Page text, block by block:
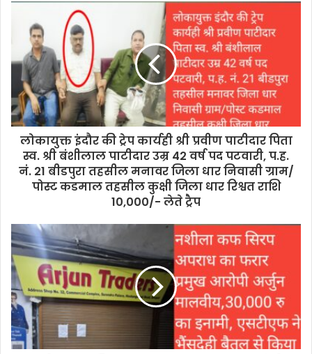
लोकायुक्त इंदौर की ट्रेप कार्यही श्री प्रवीण पाटीदार पिता
स्व. श्री बंशीलाल पाटीदार उम्र 42 वर्ष पद पटवारी, प.ह.
नं. 21 बीडपुरा तहसील मनावर जिला धार निवासी ग्राम/
पोस्ट कडमाल तहसील कुक्षी जिला धार रिश्वत राशि
10,000/- लेते ट्रैप